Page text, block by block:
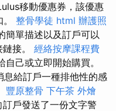
移動優惠券，該優惠
整骨學徒 html 辦護照
簡單描述以及訂戶可以
接。 經絡按摩課程費
己或立即開始購買。
息給訂戶一種排他性的感
豐原整骨 下午茶 外燴
戶發送了一份文字警